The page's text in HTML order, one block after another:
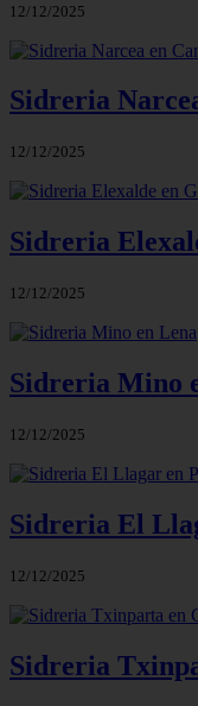
12/12/2025
Sidreria
12/12/2025
Sidreria
12/12/2025
Sidreria Mino
12/12/2025
Sidreria El
12/12/2025
Sidreria